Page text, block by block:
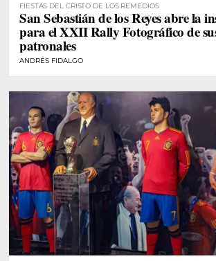
FIESTAS DEL CRISTO DE LOS REMEDIOS
San Sebastián de los Reyes abre la
para el XXII Rally Fotográfico de
patronales
ANDRÉS FIDALGO